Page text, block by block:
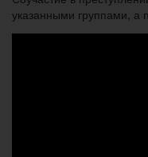
указанными группами, а